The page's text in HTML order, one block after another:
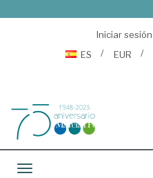
Iniciar sesión
ES
EUR
Toggle navigation